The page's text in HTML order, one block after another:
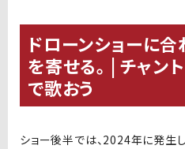
ドローンショーに
を寄せる。 | チャン
で歌おう
ショー後半では、2024年に発